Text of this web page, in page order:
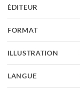
ÉDITEUR
FORMAT
ILLUSTRATION
LANGUE